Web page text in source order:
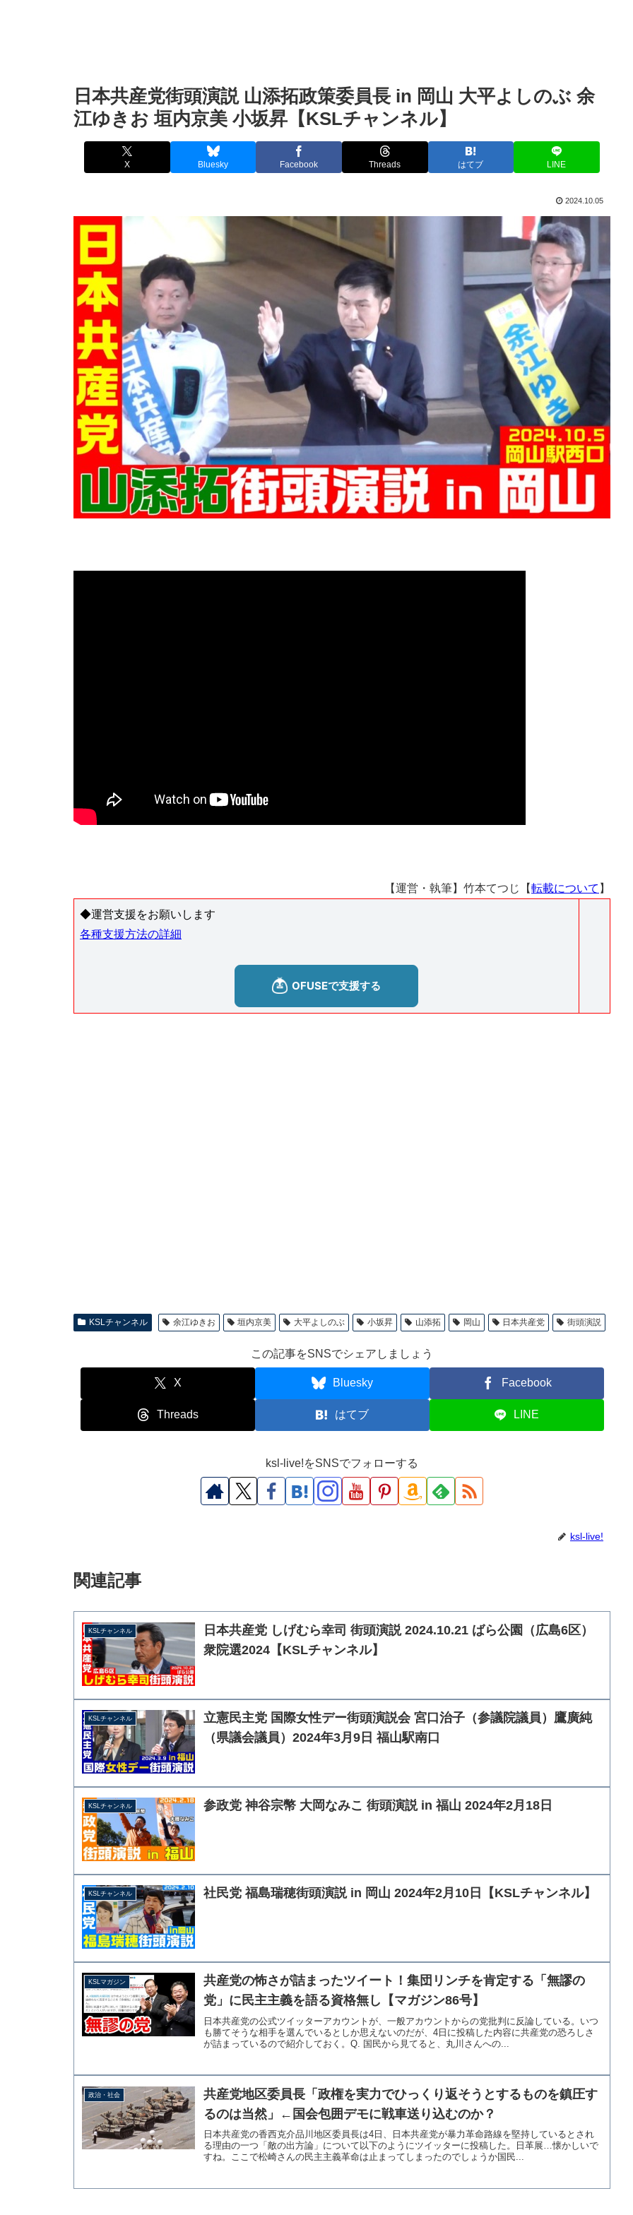
日本共産党街頭演説 山添拓政策委員長 in 岡山 大平よしのぶ 余
江ゆきお 垣内京美 小坂昇【KSLチャンネル】
X Bluesky Facebook Threads はてブ LINE
2024.10.05
【運営・執筆】竹本てつじ【転載について 】
◆運営支援をお願いします
各種支援方法の詳細
KSLチャンネル 余江ゆきお 垣内京美 大平よしのぶ 小坂昇 山添拓 岡山 日本共産党 街頭演説
この記事をSNSでシェアしましょう
X Bluesky Facebook
Threads はてブ LINE
ksl-live!をSNSでフォローする
ksl-live!
関連記事
KSLチャンネル
日本共産党 しげむら幸司 街頭演説 2024.10.21 ばら公園（広島6区）
衆院選2024【KSLチャンネル】
KSLチャンネル
立憲民主党 国際女性デー街頭演説会 宮口治子（参議院議員）鷹廣純
（県議会議員）2024年3月9日 福山駅南口
KSLチャンネル 参政党 神谷宗幣 大岡なみこ 街頭演説 in 福山 2024年2月18日
KSLチャンネル 社民党 福島瑞穂街頭演説 in 岡山 2024年2月10日【KSLチャンネル】
KSLマガジン
共産党の怖さが詰まったツイート！集団リンチを肯定する「無謬の
党」に民主主義を語る資格無し【マガジン86号】
日本共産党の公式ツイッターアカウントが、一般アカウントからの党批判に反論している。いつ
も勝てそうな相手を選んでいるとしか思えないのだが、4日に投稿した内容に共産党の恐ろしさ
が詰まっているので紹介しておく。Q. 国民から見てると、丸川さんへの...
政治・社会
共産党地区委員長「政権を実力でひっくり返そうとするものを鎮圧す
るのは当然」←国会包囲デモに戦車送り込むのか？
日本共産党の香西克介品川地区委員長は4日、日本共産党が暴力革命路線を堅持しているとされ
る理由の一つ「敵の出方論」について以下のようにツイッターに投稿した。日革展…懐かしいで
すね。ここで松崎さんの民主主義革命は止まってしまったのでしょうか国民...